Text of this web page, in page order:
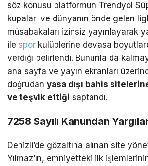
söz konusu platformun Trendyol
kupaları ve dünyanın önde gelen
müsabakaları izinsiz yayınlayarak
ile spor kulüplerine devasa
verdiği belirlendi. Bununla da
ana sayfa ve yayın ekranları
doğrudan yasa dışı bahis
ve teşvik ettiği saptandı.
7258 Sayılı Kanundan
Denizli’de gözaltına alınan site
Yılmaz’ın, emniyetteki ilk